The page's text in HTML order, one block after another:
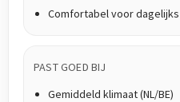
Comfortabel voor
PAST GOED BIJ
Gemiddeld klimaat (NL/BE)